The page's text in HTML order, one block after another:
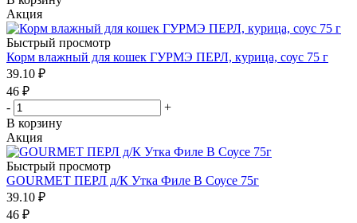
Акция
Быстрый просмотр
Корм влажный для кошек ГУРМЭ ПЕРЛ, курица, соус 75 г
39.10 ₽
46 ₽
-
+
В корзину
Акция
Быстрый просмотр
GOURMET ПЕРЛ д/К Утка Филе В Соусе 75г
39.10 ₽
46 ₽